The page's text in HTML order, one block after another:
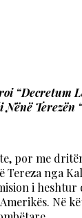
“Decretum
Terezën
por me
nga
i
Në